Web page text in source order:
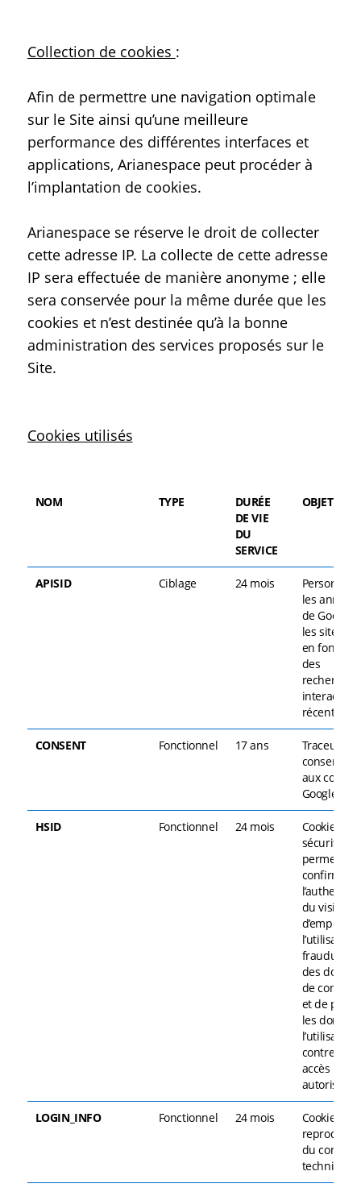
Collection de cookies :
Afin de permettre une navigation optimale
sur le Site ainsi qu’une meilleure
performance des différentes interfaces et
applications, Arianespace peut procéder à
l’implantation de cookies.
Arianespace se réserve le droit de collecter
cette adresse IP. La collecte de cette adresse
IP sera effectuée de manière anonyme ; elle
sera conservée pour la même durée que les
cookies et n’est destinée qu’à la bonne
administration des services proposés sur le
Site.
Cookies utilisés
NOM TYPE
DURÉE
DE VIE
DU
SERVICE
OBJET
APISID Ciblage 24 mois
les
de Google
les sites
en fonction
des
récentes.
CONSENT Fonctionnel 17 ans
Traceur de
aux
Google
HSID Fonctionnel 24 mois
Cookie de
sécurité
confirmer
du visiteur,
d’empêcher
l’utilisation
des
de
et de
les
l’utilisateur
contre tout
accès non
autorisé.
LOGIN_INFO Fonctionnel 24 mois
Cookies de
du contenu
technique